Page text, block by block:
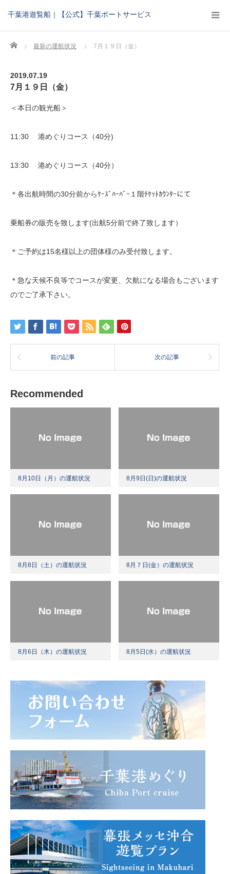
千葉港遊覧船｜【公式】千葉ポートサービス
Home 最新の運航状況 7月１９日（金）
2019.07.19
7月１９日（金）
＜本日の観光船＞
11:30 港めぐりコース（40分)
13:30 港めぐりコース（40分）
＊各出航時間の30分前からｹｰｽﾞﾊｰﾊﾞｰ１階ﾁｹｯﾄｶｳﾝﾀｰにて
乗船券の販売を致します(出航5分前で終了致します）
＊ご予約は15名様以上の団体様のみ受付致します。
＊急な天候不良等でコースが変更、欠航になる場合もございます
のでご了承下さい。
前の記事 次の記事
Recommended
8月10日（月）の運航状況 8月9日(日)の運航状況
8月8日（土）の運航状況 8月７日(金）の運航状況
8月6日（木）の運航状況 8月5日(水）の運航状況